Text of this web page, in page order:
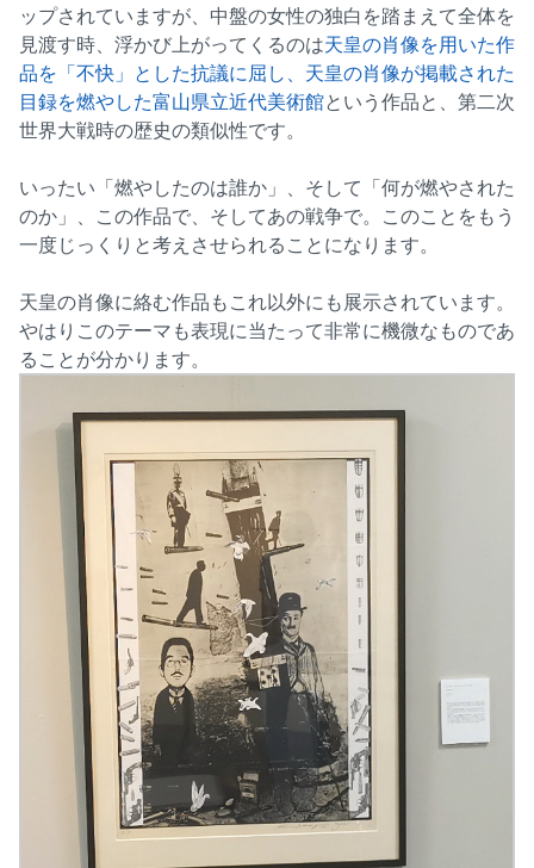
ップされていますが、中盤の女性の独白を踏まえて全体を
見渡す時、浮かび上がってくるのは天皇の肖像を用いた作
品を「不快」とした抗議に屈し、天皇の肖像が掲載された
目録を燃やした富山県立近代美術館という作品と、第二次
世界大戦時の歴史の類似性です。
いったい「燃やしたのは誰か」、そして「何が燃やされた
のか」、この作品で、そしてあの戦争で。このことをもう
一度じっくりと考えさせられることになります。
天皇の肖像に絡む作品もこれ以外にも展示されています。
やはりこのテーマも表現に当たって非常に機微なものであ
ることが分かります。